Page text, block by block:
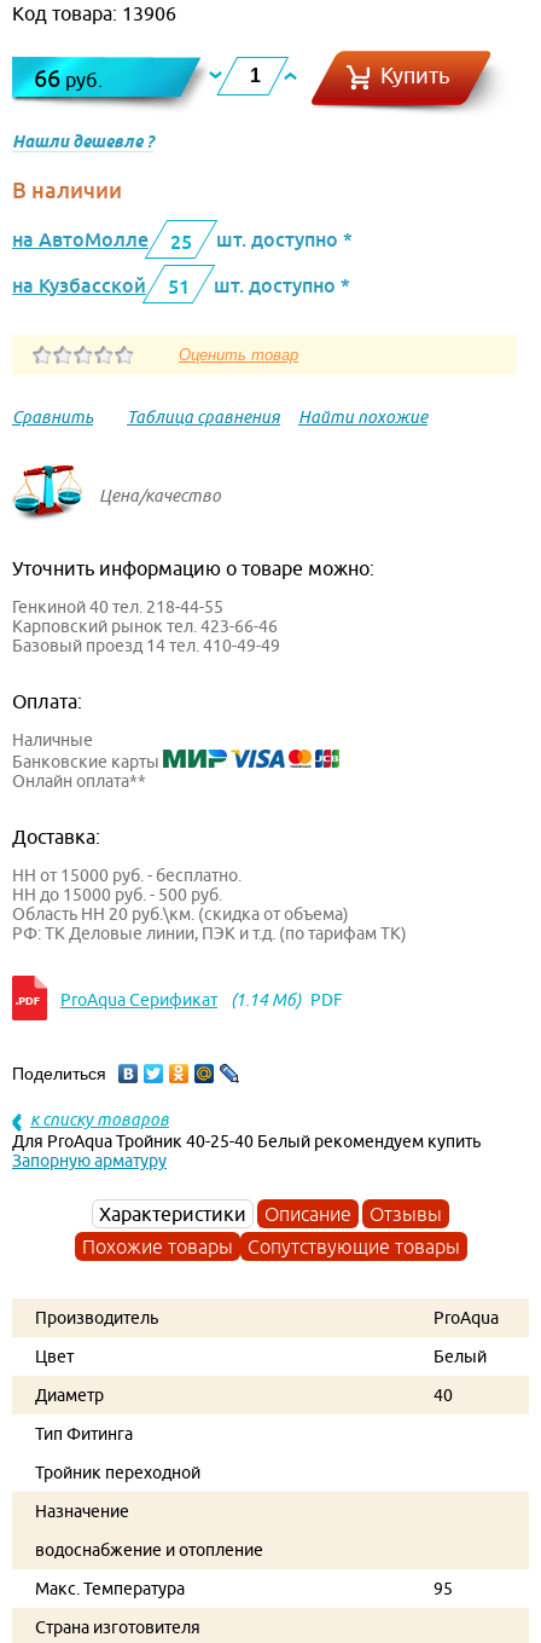
Код товара: 13906
66руб. Купить
Нашли дешевле ?
В наличии
на АвтоМолле 25
шт. доступно *
на Кузбасской
51 шт. доступно *
Сравнить Таблица сравнения Найти похожие
Цена/качество
Уточнить информацию о товаре можно:
Генкиной 40 тел. 218-44-55
Карповский рынок тел. 423-66-46
Базовый проезд 14 тел. 410-49-49
Оплата:
Наличные
Банковские карты
Онлайн оплата**
Доставка:
НН от 15000 руб. - бесплатно.
НН до 15000 руб. - 500 руб.
Область НН 20 руб.\км. (скидка от объема)
РФ: ТК Деловые линии, ПЭК и т.д. (по тарифам ТК)
ProAqua Серификат (1.14 Мб) PDF
Поделиться
к списку товаров
Для ProAqua Тройник 40-25-40 Белый рекомендуем купить
Запорную арматуру
Характеристики Описание
Отзывы
Похожие товары
Сопутствующие товары
Производитель
ProAqua
Цвет
Белый
Диаметр
40
Тип Фитинга
Тройник переходной
Назначение
водоснабжение и отопление
Макс. Температура
95
Страна изготовителя